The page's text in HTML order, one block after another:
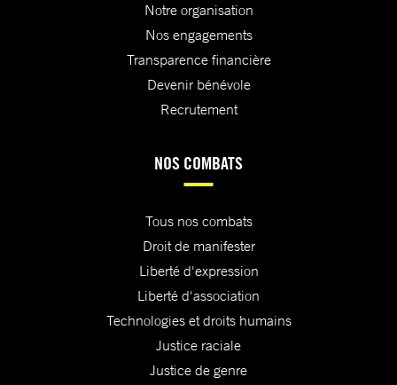
Notre organisation
Nos engagements
Transparence financière
Devenir bénévole
Recrutement
NOS COMBATS
Tous nos combats
Droit de manifester
Liberté d'expression
Liberté d'association
Technologies et droits humains
Justice raciale
Justice de genre